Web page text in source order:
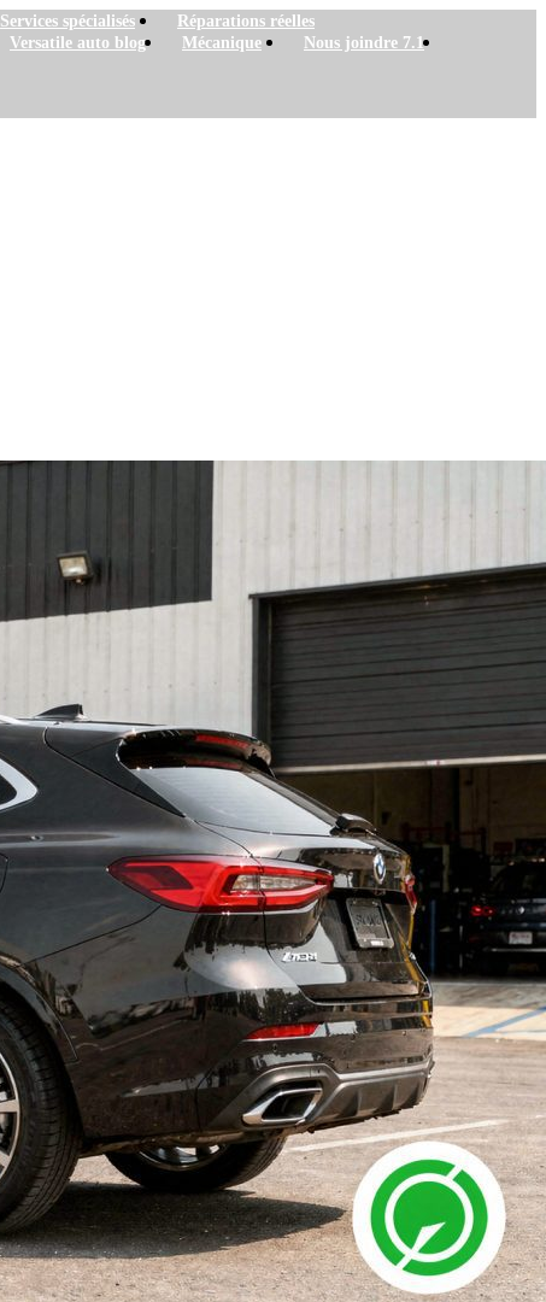
Services spécialisés
Réparations réelles
Versatile auto blog Mécanique Nous joindre 7.1